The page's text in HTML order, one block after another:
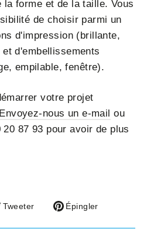
la forme et de la taille. Vous
de choisir parmi un
d'impression (brillante,
d'embellissements
empilable, fenêtre).
votre projet
Envoyez-nous un e-mail ou
87 93 pour avoir de plus
Tweeter Épingler
Épingler